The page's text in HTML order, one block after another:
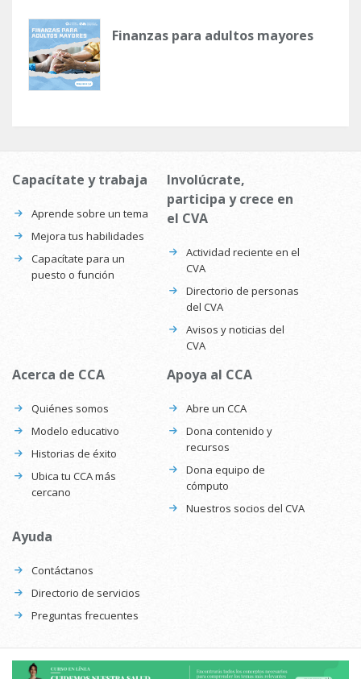
Finanzas para adultos mayores
Capacítate y trabaja
Aprende sobre un tema
Mejora tus habilidades
Capacítate para un
puesto o función
Involúcrate,
participa y crece en
el CVA
Actividad reciente en el
CVA
Directorio de personas
del CVA
Avisos y noticias del
CVA
Acerca de CCA
Quiénes somos
Modelo educativo
Historias de éxito
Ubica tu CCA más
cercano
Apoya al CCA
Abre un CCA
Dona contenido y
recursos
Dona equipo de
cómputo
Nuestros socios del CVA
Ayuda
Contáctanos
Directorio de servicios
Preguntas frecuentes